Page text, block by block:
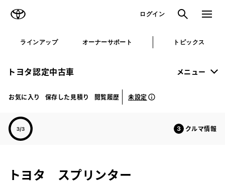
ログイン 検索 メニュ
ラインアップ オーナーサポート トピックス
トヨタ認定中古車 メニュー
お気に入り 保存した見積り 閲覧履歴 未設定
クルマ情報
トヨタ スプリンター